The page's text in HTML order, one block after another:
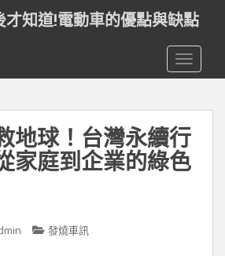
才知道!電動車的優點與缺點
地球！台灣永續行
家庭到企業的綠色
發燒車訊